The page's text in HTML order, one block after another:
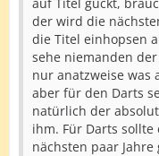
Karel Sedlacek
Boris Krcmar
Sebastian Bialecki
Polish Qualifier #2
Hungarian Qualifier
der wird die
die Titel einhopsen
sehe niemanden
nur anatzweise was
aber für den Darts
natürlich der
ihm. Für Darts
nächsten paar Jahre